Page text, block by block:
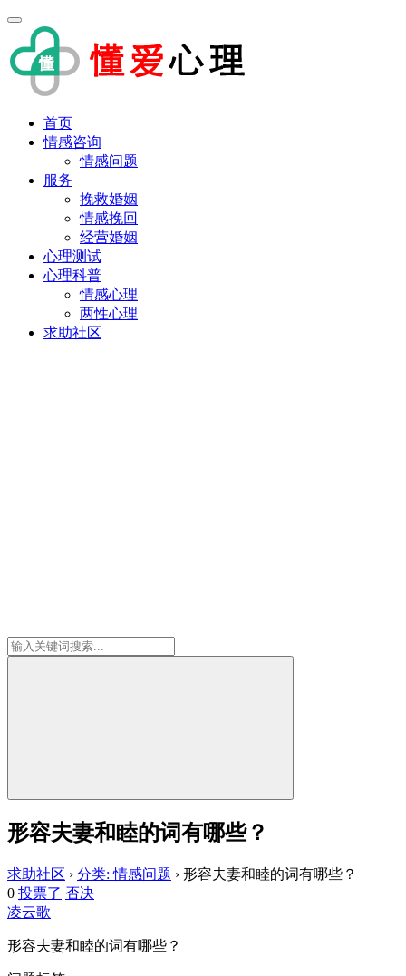
首页
情感咨询
情感问题
服务
挽救婚姻
情感挽回
经营婚姻
心理测试
心理科普
情感心理
两性心理
求助社区
形容夫妻和睦的词有哪些？
求助社区 › 分类: 情感问题 › 形容夫妻和睦的词有哪些？
0 投票了 否决
凌云歌
形容夫妻和睦的词有哪些？